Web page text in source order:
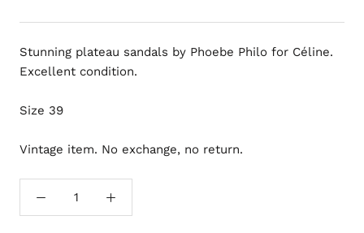
Stunning plateau sandals by Phoebe Philo for Céline.
Excellent condition.
Size 39
Vintage item. No exchange, no return.